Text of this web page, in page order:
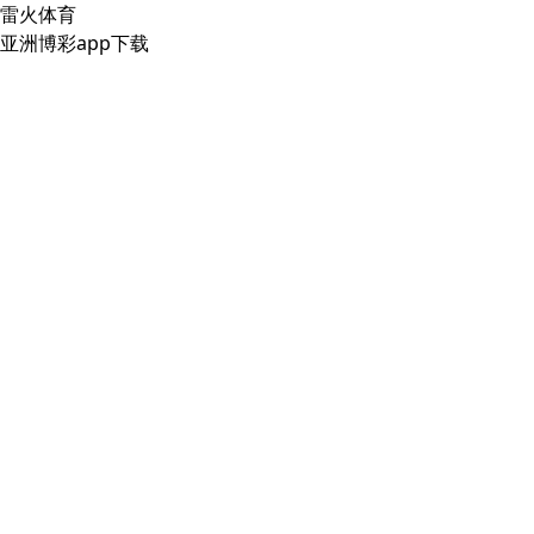
雷火体育
亚洲博彩app下载